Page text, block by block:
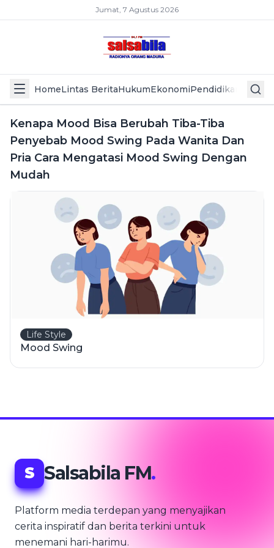
Jumat, 7 Agustus 2026
HomeLintas BeritaHukumEkonomiPendidikan Politik
Kenapa Mood Bisa Berubah Tiba-Tiba
Penyebab Mood Swing Pada Wanita Dan
Pria Cara Mengatasi Mood Swing Dengan
Mudah
Life Style
Mood Swing
S Salsabila FM.
Platform media terdepan yang menyajikan
cerita inspiratif dan berita terkini untuk
menemani hari-harimu.